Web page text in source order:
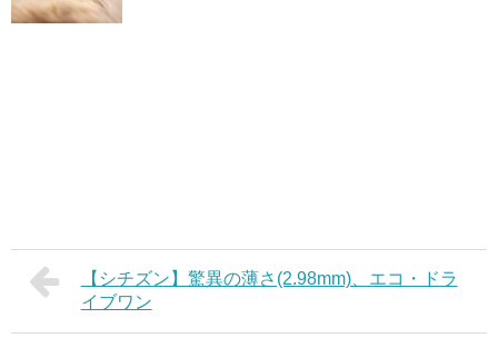
【シチズン】驚異の薄さ(2.98mm)、エコ・ドラ
イブワン